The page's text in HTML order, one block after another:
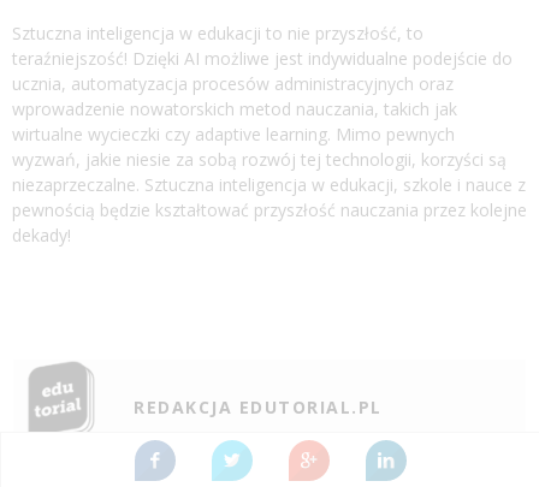
Sztuczna inteligencja w edukacji to nie przyszłość, to
teraźniejszość! Dzięki AI możliwe jest indywidualne podejście do
ucznia, automatyzacja procesów administracyjnych oraz
wprowadzenie nowatorskich metod nauczania, takich jak
wirtualne wycieczki czy adaptive learning. Mimo pewnych
wyzwań, jakie niesie za sobą rozwój tej technologii, korzyści są
niezaprzeczalne. Sztuczna inteligencja w edukacji, szkole i nauce z
pewnością będzie kształtować przyszłość nauczania przez kolejne
dekady!
REDAKCJA EDUTORIAL.PL